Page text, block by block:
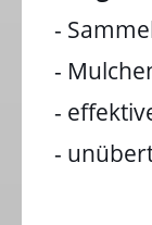
-
-
-
-